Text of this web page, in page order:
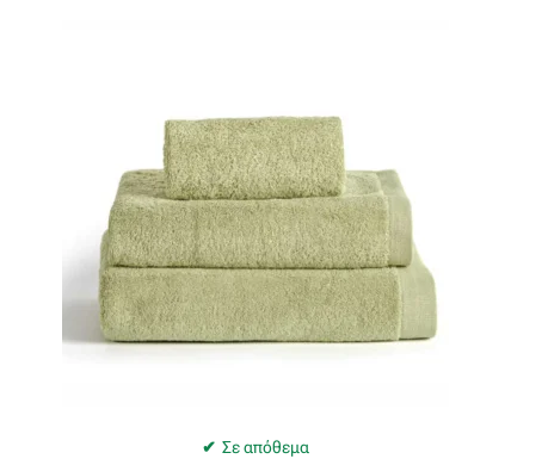
Σε απόθεμα